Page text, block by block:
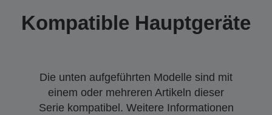
Kompatible Hauptgeräte
Die unten aufgeführten Modelle sind mit
einem oder mehreren Artikeln dieser
Serie kompatibel. Weitere Informationen